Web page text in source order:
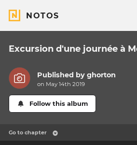
NOTOS
Excursion d'une journée à
Published byghorton
on May 14th 2019
Follow this album
Go to chapter